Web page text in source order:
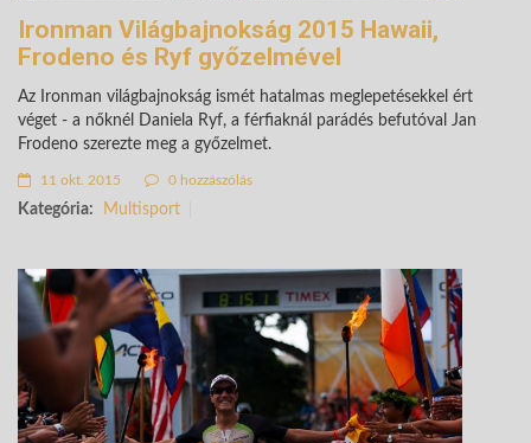
Ironman Világbajnokság 2015 Hawaii,
Frodeno és Ryf győzelmével
Az Ironman világbajnokság ismét hatalmas meglepetésekkel ért
véget - a nőknél Daniela Ryf, a férfiaknál parádés befutóval Jan
Frodeno szerezte meg a győzelmet.
11 okt. 2015 0 hozzászólás
Kategória: Multisport